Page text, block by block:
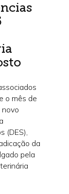
o mês de
(DES),
da
pela